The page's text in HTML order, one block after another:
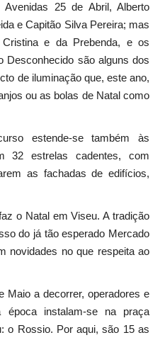
25 de Abril, Alberto
e Capitão Silva Pereira; mas
e da Prebenda, e os
Desconhecido são alguns dos
de iluminação que, este ano,
ou as bolas de Natal como
estende-se também às
32 estrelas cadentes, com
as fachadas de edifícios,
o Natal em Viseu. A tradição
do já tão esperado Mercado
novidades no que respeita ao
Maio a decorrer, operadores e
época instalam-se na praça
o Rossio. Por aqui, são 15 as